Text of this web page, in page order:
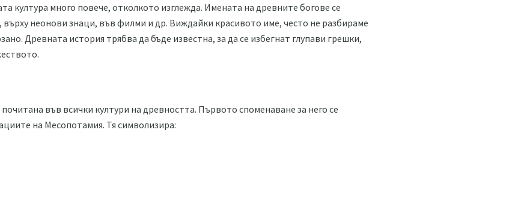
култура много повече, отколкото изглежда. Имената на древните богове се
неонови знаци, във филми и др. Виждайки красивото име, често не разбираме
Древната история трябва да бъде известна, за да се избегнат глупави грешки,
във всички култури на древността. Първото споменаване за него се
на Месопотамия. Тя символизира: